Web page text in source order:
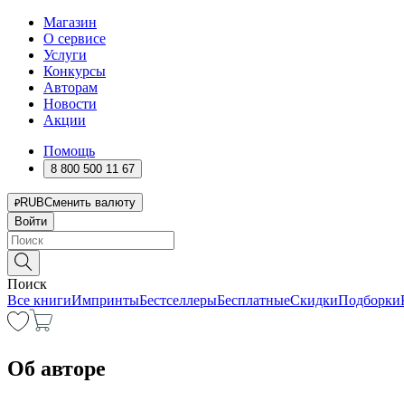
Магазин
О сервисе
Услуги
Конкурсы
Авторам
Новости
Акции
Помощь
8 800 500 11 67
RUBСменить валюту
Войти
Поиск
Все книгиИмпринтыБестселлерыБесплатныеСкидкиПодборки
Об авторе